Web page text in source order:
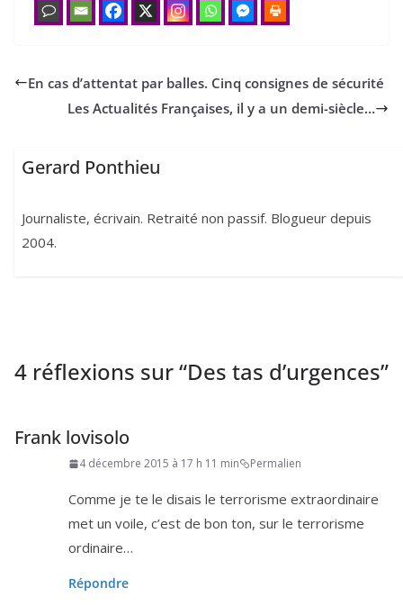
En cas d’attentat par balles. Cinq consignes de sécurité
Les Actualités Françaises, il y a un demi-siècle…
Gerard Ponthieu
Journaliste, écrivain. Retraité non passif. Blogueur depuis
2004.
4 réflexions sur “Des tas d’urgences”
Frank lovisolo
4 décembre 2015 à 17 h 11 min Permalien
Comme je te le disais le ter­ro­risme extra­or­di­naire
met un voile, c’est de bon ton, sur le ter­ro­risme
ordinaire…
Répondre